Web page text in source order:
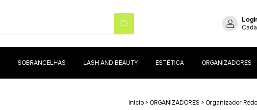
SOBRANCELHAS LASH AND BEAUTY ESTÉTICA ORGANIZADORES
Início > ORGANIZADORES > Organizador